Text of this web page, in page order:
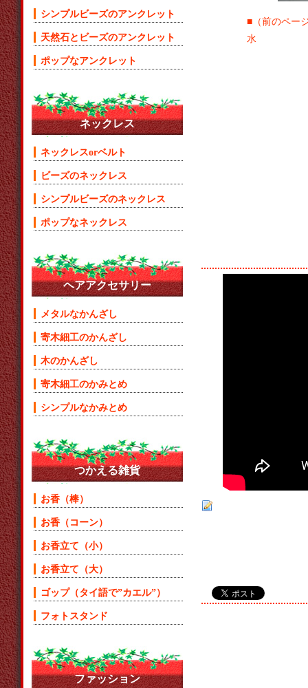
■（前のペー
水
シンプルビーズのアンクレット
天然石とビーズのアンクレット
ポップなアンクレット
ネックレス
ネックレスorベルト
ビーズのネックレス
シンプルビーズのネックレス
ポップなネックレス
ヘアアクセサリー
メタルなかんざし
寄木細工のかんざし
木のかんざし
寄木細工のかみとめ
シンプルなかみとめ
つかえる雑貨
お香（棒）
お香（コーン）
お香立て（小）
お香立て（大）
ゴップ（タイ語で”カエル”）
フォトスタンド
ファッション